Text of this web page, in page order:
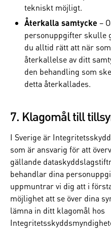
tekniskt möjligt.
Återkalla samtycke –
personuppgifter skulle
du alltid rätt att när
återkallelse av ditt
den behandling som
detta återkallades.
7. Klagomål till
I Sverige är
som är ansvarig för att
gällande
behandlar dina
uppmuntrar vi dig att i
möjlighet att se över dina
lämna in ditt klagomål hos